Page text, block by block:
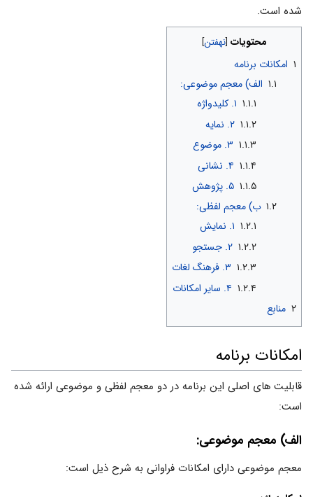
شده است.
محتویات
۱ امکانات برنامه
۱.۱ الف) معجم موضوعی:
۱.۱.۱ ۱. کلیدواژه
۱.۱.۲ ۲. نمایه
۱.۱.۳ ۳. موضوع
۱.۱.۴ ۴. نشانی
۱.۱.۵ ۵. پژوهش
۱.۲ ب) معجم لفظی:
۱.۲.۱ ۱. نمایش
۱.۲.۲ ۲. جستجو
۱.۲.۳ ۳. فرهنگ لغات
۱.۲.۴ ۴. سایر امکانات
۲ منابع
امکانات برنامه
قابلیت های اصلی این برنامه در دو معجم لفظی و موضوعی ارائه شده
است:
الف) معجم موضوعی:
معجم موضوعی دارای امکانات فراوانی به شرح ذیل است: